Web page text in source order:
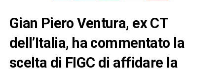
Gian Piero Ventura, ex CT
dell’Italia, ha commentato la
scelta di FIGC di affidare la